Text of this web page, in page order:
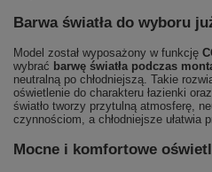
Barwa światła do wyboru
Model został wyposażony w funkcję
wybrać barwę światła podczas
neutralną po chłodniejszą. Takie
oświetlenie do charakteru łazienki
światło tworzy przytulną atmosferę,
czynnościom, a chłodniejsze ułatwia
Mocne i komfortowe